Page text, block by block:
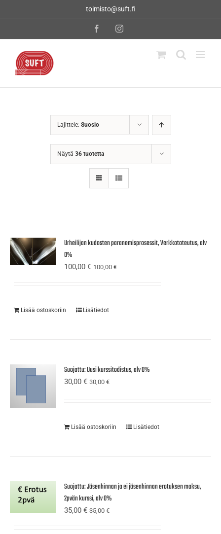
toimisto@suft.fi
FacebookInstagram
Lajittele: Suosio
Näytä 36 tuotetta
Urheilijan kudosten paranemisprosessit, Verkkototeutus, alv
0%
100,00€ 100,00€
Lisää ostoskoriin Lisätiedot
Suojattu: Uusi kurssitodistus, alv 0%
30,00€ 30,00€
Lisää ostoskoriin Lisätiedot
Suojattu: Jäsenhinnan ja ei jäsenhinnan erotuksen maksu,
2pvän kurssi, alv 0%
35,00€ 35,00€